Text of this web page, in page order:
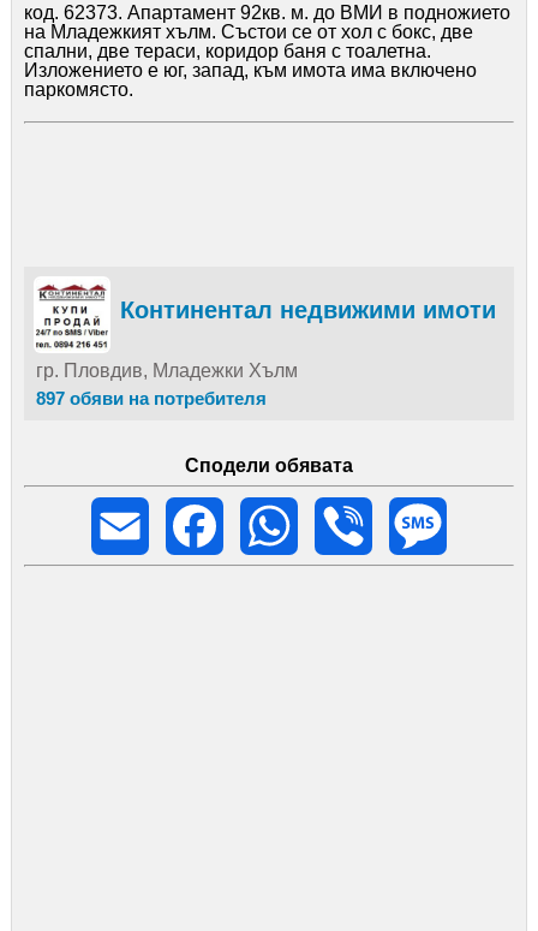
код. 62373. Апартамент 92кв. м. до ВМИ в подножието
на Младежкият хълм. Състои се от хол с бокс, две
спални, две тераси, коридор баня с тоалетна.
Изложението е юг, запад, към имота има включено
паркомясто.
Континентал недвижими имоти
гр. Пловдив, Младежки Хълм
897 обяви на потребителя
Сподели обявата
Email
Facebook WhatsApp Viber